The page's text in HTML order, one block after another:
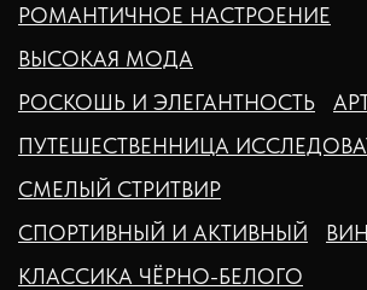
РОМАНТИЧНОЕ НАСТРОЕНИЕ
ВЫСОКАЯ МОДА
РОСКОШЬ И ЭЛЕГАНТНОСТЬ
ПУТЕШЕСТВЕННИЦА
СМЕЛЫЙ СТРИТВИР
СПОРТИВНЫЙ И АКТИВНЫЙ
КЛАССИКА ЧЁРНО-БЕЛОГО